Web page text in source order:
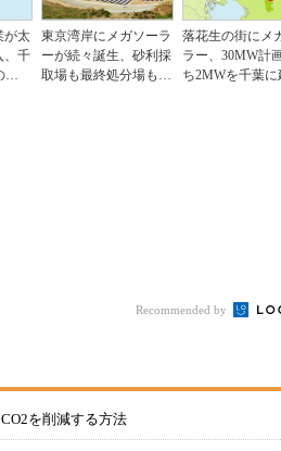
が太
、千
東京湾岸にメガソーラ
ーが続々誕生、砂利採
取場も最終処分場も発
落花生の街にメ
ラー、30MW計
ち2MWを千葉に
Recommended by
を削減する方法